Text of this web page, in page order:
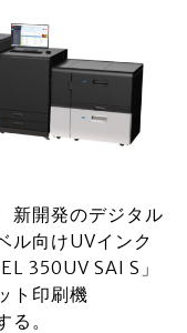
新開発のデジタル
ル向けUVインク
350UV SAI S」
ト印刷機
。